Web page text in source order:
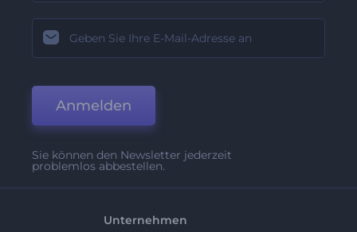
Anmelden
Sie können den Newsletter jederzeit
problemlos abbestellen.
Unternehmen